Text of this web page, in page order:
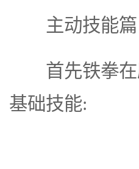
主动技能篇
首先铁拳在
基础技能: